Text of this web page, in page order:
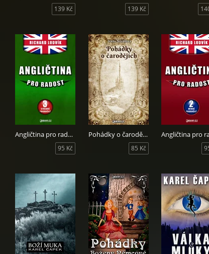
139 Kč 139 Kč
Angličtina pro radost III.
95 Kč
Pohádky o čarodějích
85 Kč